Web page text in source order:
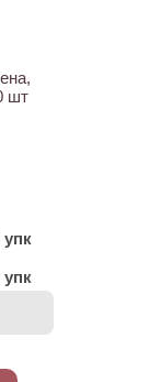
шт
упк
упк